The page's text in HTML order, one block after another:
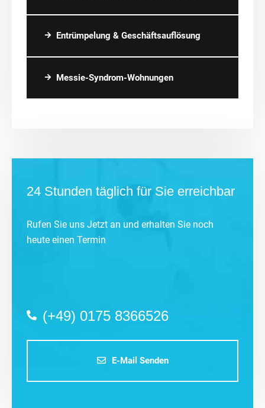
Entrümpelung & Geschäftsauflösung
Messie-Syndrom-Wohnungen
24 Stunden täglich für Sie erreichbar
Rufen Sie uns Jetzt an und erhalten Sie noch
heute einen Termin
(+49) 0175 8366526
E-Mail Senden